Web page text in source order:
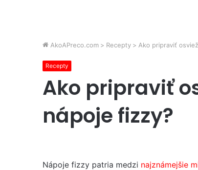
AkoAPreco.com > Recepty > Ako pripraviť
Recepty
Ako pripraviť
nápoje fizzy?
Nápoje fizzy patria medzi najznámejšie